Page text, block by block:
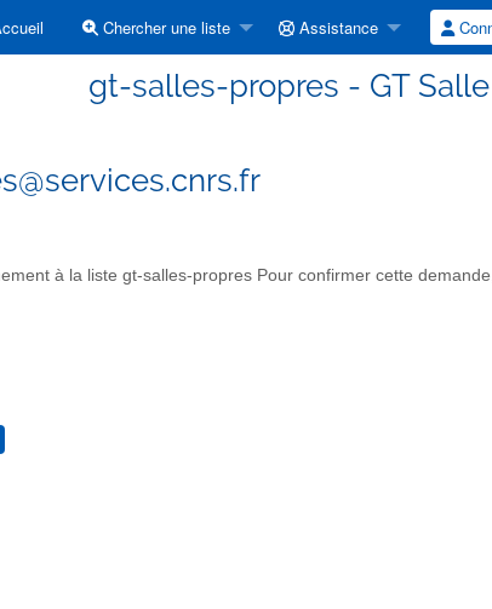
Chercher une liste Assistance
gt-salles-propres - GT
à la liste gt-salles-propres Pour confirmer cette